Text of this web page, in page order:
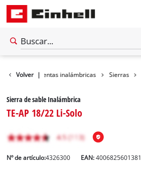
Volver |
Herramientas inalámbricas Sierras
Sierra de sable Inalámbrica
TE-AP 18/22 Li-Solo
Nº de artículo:4326300 EAN:4006825601381